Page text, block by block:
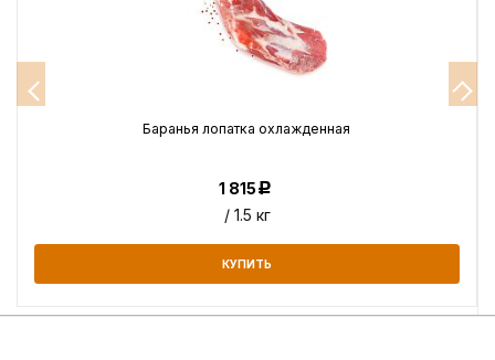
Баранья лопатка охлажденная
1 815Р
/ 1.5 кг
КУПИТЬ